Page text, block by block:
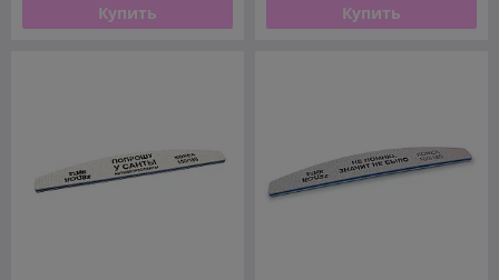
Купить Купить